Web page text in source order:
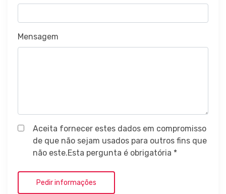
Mensagem
Aceita fornecer estes dados em compromisso
de que não sejam usados para outros fins que
não este.Esta pergunta é obrigatória *